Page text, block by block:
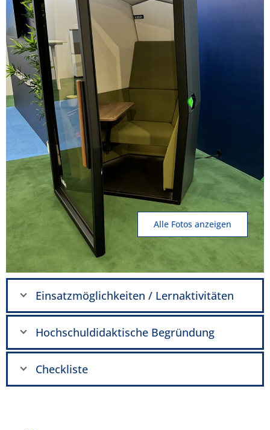
Alle Fotos anzeigen
Einsatzmöglichkeiten / Lernaktivitäten
Hochschuldidaktische Begründung
Checkliste